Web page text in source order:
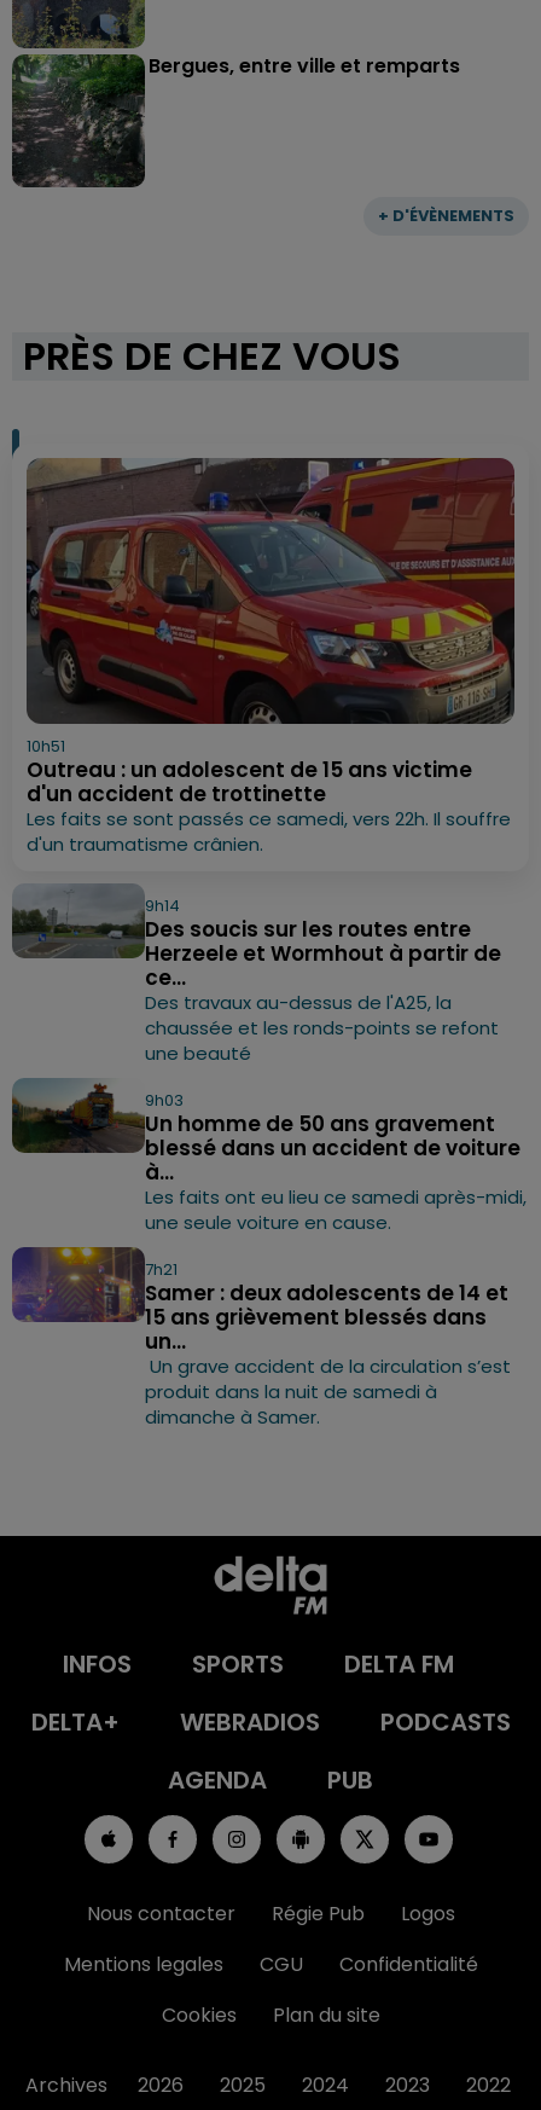
+ D'ÉVÈNEMENTS
Bergues, entre ville et remparts
PRÈS DE CHEZ VOUS
10h51
Outreau : un adolescent de 15 ans victime
d'un accident de trottinette
Les faits se sont passés ce samedi, vers 22h. Il souffre
d'un traumatisme crânien.
9h14
Des soucis sur les routes entre
Herzeele et Wormhout à partir de
ce...
Des travaux au-dessus de l'A25, la
chaussée et les ronds-points se refont
une beauté
9h03
Un homme de 50 ans gravement
blessé dans un accident de voiture
à...
Les faits ont eu lieu ce samedi après-midi,
une seule voiture en cause.
7h21
Samer : deux adolescents de 14 et
15 ans grièvement blessés dans
un...
Un grave accident de la circulation s’est
produit dans la nuit de samedi à
dimanche à Samer.
INFOS SPORTS
DELTA FM
DELTA+
WEBRADIOS
PODCASTS
AGENDA
PUB
Nous contacter Régie Pub
Logos
Mentions legales
CGU
Confidentialité
Cookies
Plan du site
Archives 2026 2025 2024 2023 2022